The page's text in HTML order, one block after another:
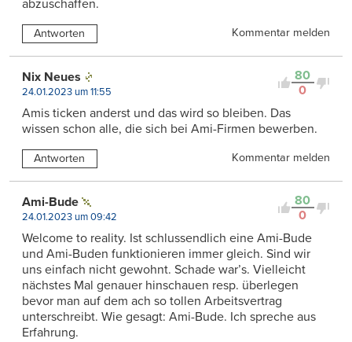
abzuschaffen.
Antworten Kommentar melden
80
0
Nix Neues
24.01.2023 um 11:55
Amis ticken anderst und das wird so bleiben. Das
wissen schon alle, die sich bei Ami-Firmen bewerben.
Antworten Kommentar melden
80
0
Ami-Bude
24.01.2023 um 09:42
Welcome to reality. Ist schlussendlich eine Ami-Bude
und Ami-Buden funktionieren immer gleich. Sind wir
uns einfach nicht gewohnt. Schade war’s. Vielleicht
nächstes Mal genauer hinschauen resp. überlegen
bevor man auf dem ach so tollen Arbeitsvertrag
unterschreibt. Wie gesagt: Ami-Bude. Ich spreche aus
Erfahrung.